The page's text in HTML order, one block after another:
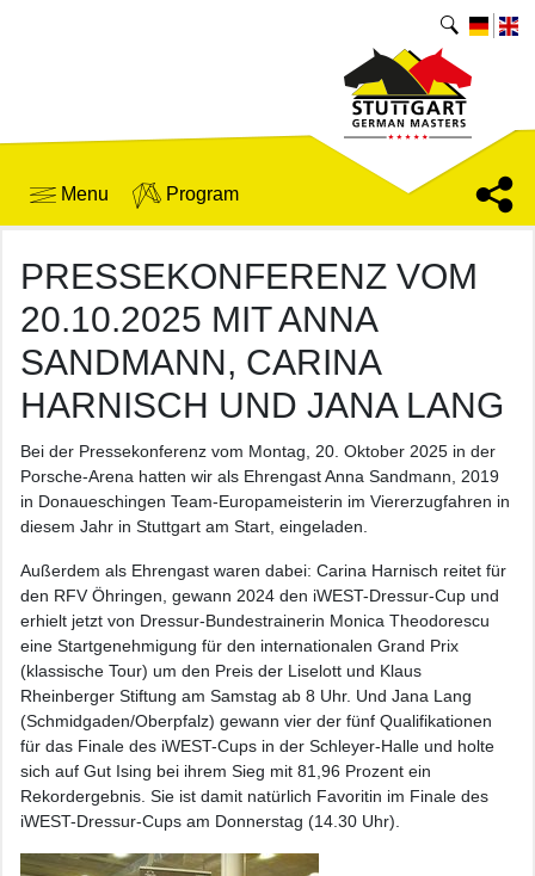
Menu Program
PRESSEKONFERENZ VOM
20.10.2025 MIT ANNA
SANDMANN, CARINA
HARNISCH UND JANA LANG
Bei der Pressekonferenz vom Montag, 20. Oktober 2025 in der
Porsche-Arena hatten wir als Ehrengast Anna Sandmann, 2019
in Donaueschingen Team-Europameisterin im Viererzugfahren in
diesem Jahr in Stuttgart am Start, eingeladen.
Außerdem als Ehrengast waren dabei: Carina Harnisch reitet für
den RFV Öhringen, gewann 2024 den iWEST-Dressur-Cup und
erhielt jetzt von Dressur-Bundestrainerin Monica Theodorescu
eine Startgenehmigung für den internationalen Grand Prix
(klassische Tour) um den Preis der Liselott und Klaus
Rheinberger Stiftung am Samstag ab 8 Uhr. Und Jana Lang
(Schmidgaden/Oberpfalz) gewann vier der fünf Qualifikationen
für das Finale des iWEST-Cups in der Schleyer-Halle und holte
sich auf Gut Ising bei ihrem Sieg mit 81,96 Prozent ein
Rekordergebnis. Sie ist damit natürlich Favoritin im Finale des
iWEST-Dressur-Cups am Donnerstag (14.30 Uhr).